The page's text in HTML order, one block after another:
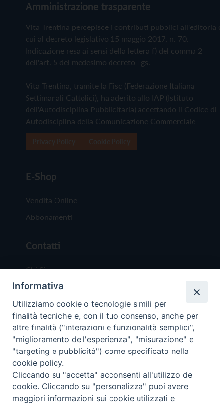
Amministrazione trasparente
Vita Trentina percepisce i contributi pubblici all'editoria
cui al decreto legislativo 15 maggio 2017, n. 70.
Indicazione resa ai sensi della lettera f) del comma 2
dell'art. 5 del medesimo decreto Lgs.
Vita Trentina, tramite la Fisc (Federazione Italiana
Settimanali Cattolici), ha aderito allo IAP (Istituto
dell'Autodisciplina Pubblicitaria) accettando il Codice di
Autodisciplina della Comunicazione Commerciale
E-Shop
Vendita Online
Abbonamenti
Contatti
Chi Siamo
Redazione
Scrivici
Copyright © 2019 - Tutti i diritti riservati - Vita
Trentina Editrice
Privacy Policy
Informativa
Utilizziamo cookie o tecnologie simili per
finalità tecniche e, con il tuo consenso, anche per
altre finalità ("interazioni e funzionalità semplici",
"miglioramento dell'esperienza", "misurazione" e
"targeting e pubblicità") come specificato nella
cookie policy.
Cliccando su "accetta" acconsenti all'utilizzo dei
cookie. Cliccando su "personalizza" puoi avere
maggiori informazioni sui cookie utilizzati e